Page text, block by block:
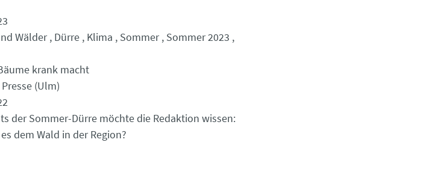
Wälder Dürre Klima Sommer Sommer 2023
krank macht
(Ulm)
der Sommer-Dürre möchte die Redaktion wissen:
dem Wald in der Region?